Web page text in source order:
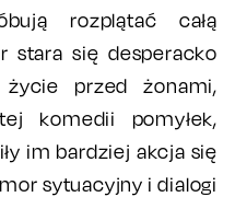
rozplątać całą
stara się desperacko
przed żonami,
komedii pomyłek,
im bardziej akcja się
sytuacyjny i dialogi